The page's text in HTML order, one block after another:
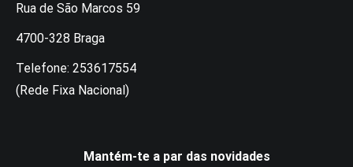
Rua de São Marcos 59
4700-328 Braga
Telefone: 253617554
(Rede Fixa Nacional)
Mantém-te a par das novidades